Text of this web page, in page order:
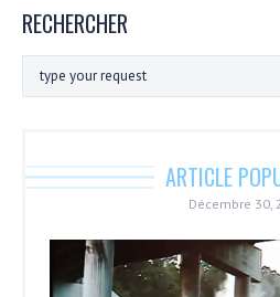
RECHERCHER
ARTICLE
Décembre 30,